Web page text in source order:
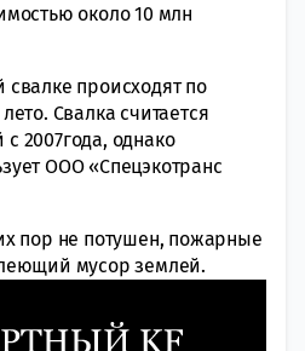
около 10 млн
происходят по
Свалка считается
2007года, однако
ООО «Спецэкотранс
пор не потушен, пожарные
мусор землей.